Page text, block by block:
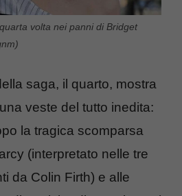
volta nei panni di Bridget
saga, il quarto, mostra
veste del tutto inedita:
la tragica scomparsa
(interpretato nelle tre
da Colin Firth) e alle